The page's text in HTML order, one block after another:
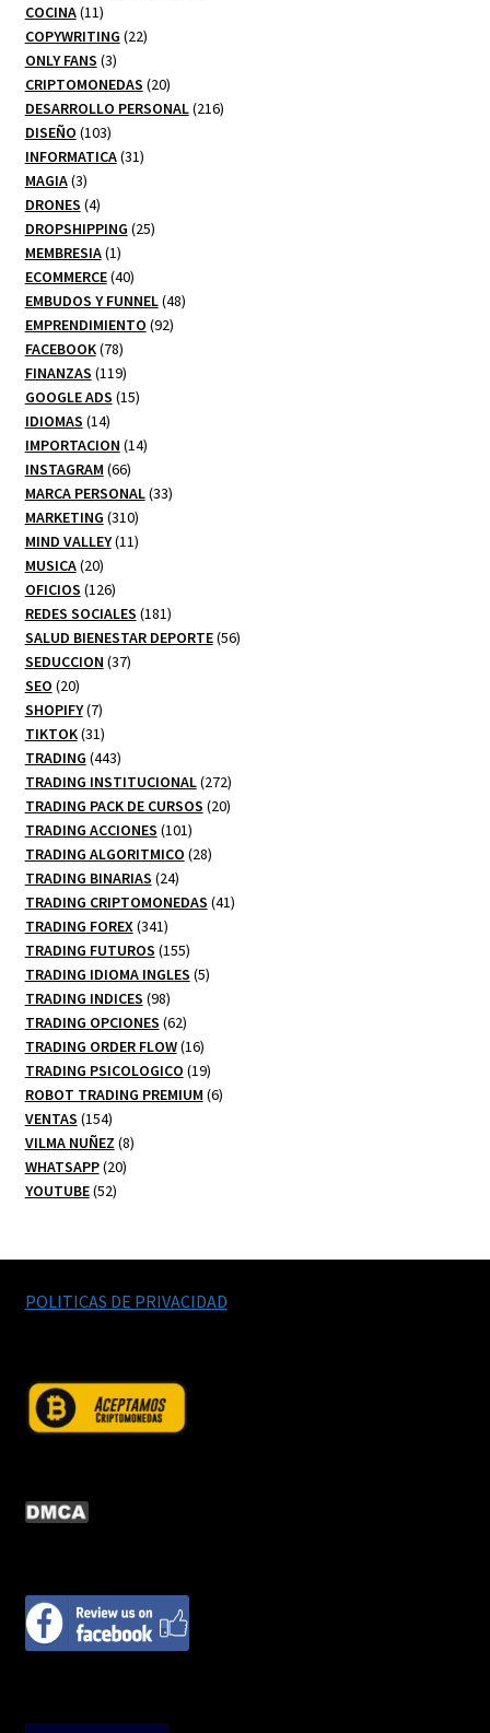
COCINA 1111
productos
COPYWRITING 2222
ONLY FANS 33
productos
CRIPTOMONEDAS 2020
productos
DESARROLLO PERSONAL 216216
DISEÑO 103103
productos
INFORMATICA 3131
MAGIA 33
productos
DRONES 44
productos
DROPSHIPPING 2525
MEMBRESIA 11
producto
ECOMMERCE 4040
productos
EMBUDOS Y FUNNEL 4848
EMPRENDIMIENTO 9292
FACEBOOK 7878
productos
FINANZAS 119119
productos
GOOGLE ADS 1515
IDIOMAS 1414
productos
IMPORTACION 1414
INSTAGRAM 6666
productos
MARCA PERSONAL 3333
MARKETING 310310
productos
MIND VALLEY 1111
MUSICA 2020
productos
OFICIOS 126126
productos
REDES SOCIALES 181181
productos
SALUD BIENESTAR DEPORTE 5656
SEDUCCION 3737
SEO 2020
productos
SHOPIFY 77
productos
TIKTOK 3131
productos
TRADING 443443
productos
TRADING INSTITUCIONAL 272272
productos
TRADING PACK DE CURSOS 2020
TRADING ACCIONES 101101
productos
TRADING ALGORITMICO 2828
TRADING BINARIAS 2424
productos
TRADING CRIPTOMONEDAS 4141
TRADING FOREX 341341
productos
TRADING FUTUROS 155155
productos
TRADING IDIOMA INGLES 55
TRADING INDICES 9898
productos
TRADING OPCIONES 6262
productos
TRADING ORDER FLOW 1616
productos
TRADING PSICOLOGICO 1919
productos
ROBOT TRADING PREMIUM 66
VENTAS 154154
productos
VILMA NUÑEZ 88
WHATSAPP 2020
YOUTUBE 5252
POLITICAS DE PRIVACIDAD